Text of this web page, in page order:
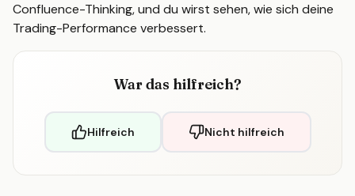
Confluence-Thinking, und du wirst sehen, wie sich deine
Trading-Performance verbessert.
War das hilfreich?
Hilfreich Nicht hilfreich